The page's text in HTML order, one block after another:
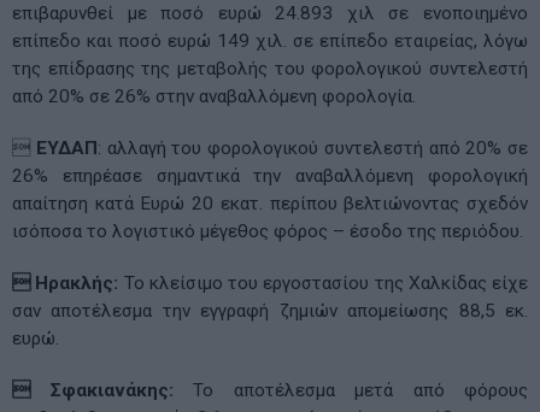
επιβαρυνθεί με ποσό ευρώ 24.893 χιλ σε ενοποιημένο
επίπεδο και ποσό ευρώ 149 χιλ. σε επίπεδο εταιρείας, λόγω
της επίδρασης της μεταβολής του φορολογικού συντελεστή
από 20% σε 26% στην αναβαλλόμενη φορολογία.
 ΕΥΔΑΠ: αλλαγή του φορολογικού συντελεστή από 20% σε
26% επηρέασε σημαντικά την αναβαλλόμενη φορολογική
απαίτηση κατά Ευρώ 20 εκατ. περίπου βελτιώνοντας σχεδόν
ισόποσα το λογιστικό μέγεθος φόρος – έσοδο της περιόδου.
 Ηρακλής: Το κλείσιμο του εργοστασίου της Χαλκίδας είχε
σαν αποτέλεσμα την εγγραφή ζημιών απομείωσης 88,5 εκ.
ευρώ.
 Σφακιανάκης: Το αποτέλεσμα μετά από φόρους